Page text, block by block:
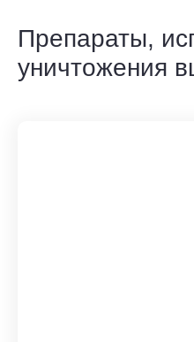
Препараты,
уничтожения